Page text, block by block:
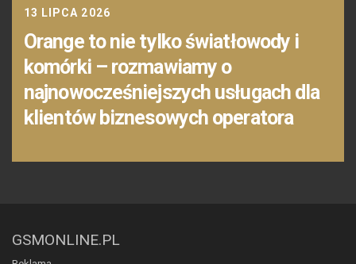
13 LIPCA 2026
Orange to nie tylko światłowody i
komórki – rozmawiamy o
najnowocześniejszych usługach dla
klientów biznesowych operatora
GSMONLINE.PL